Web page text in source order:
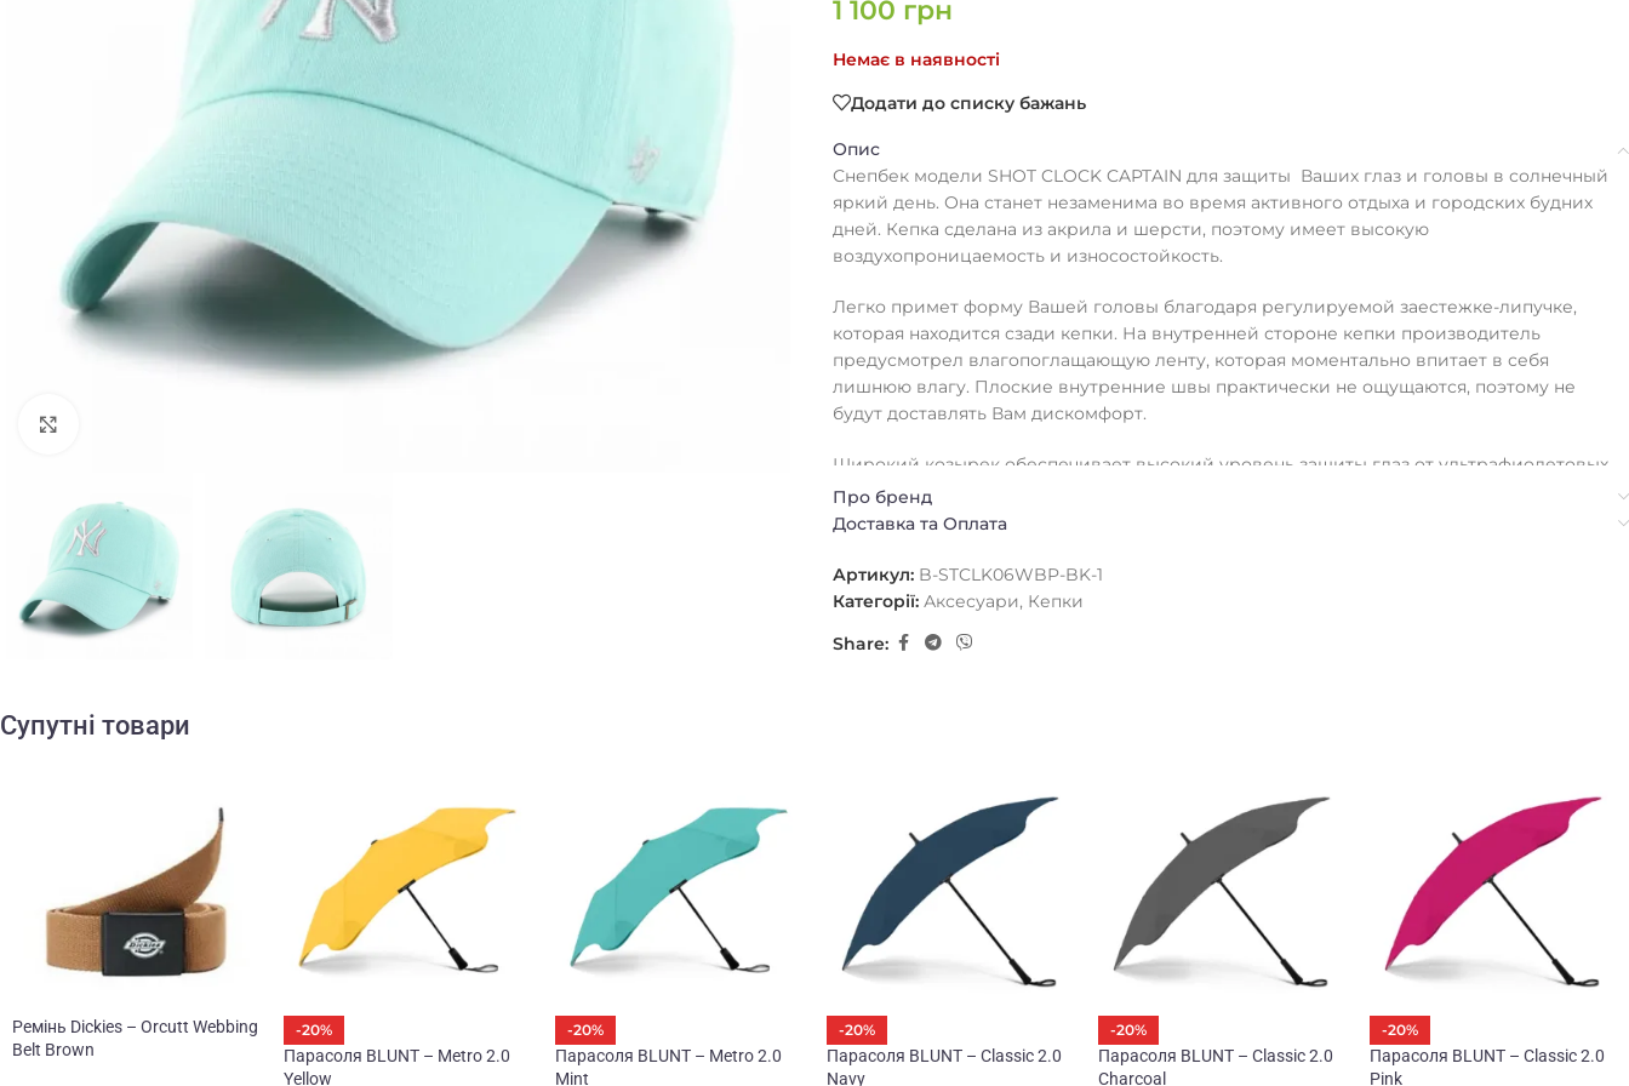
1 100 грн
Немає в наявності
Додати до списку бажань
Опис
Снепбек модели SHOT CLOCK CAPTAIN для защиты Ваших глаз и головы в солнечный
яркий день. Она станет незаменима во время активного отдыха и городских будних
дней. Кепка сделана из акрила и шерсти, поэтому имеет высокую
воздухопроницаемость и износостойкость.
Легко примет форму Вашей головы благодаря регулируемой заестежке-липучке,
которая находится сзади кепки. На внутренней стороне кепки производитель
предусмотрел влагопоглащающую ленту, которая моментально впитает в себя
лишнюю влагу. Плоские внутренние швы практически не ощущаются, поэтому не
будут доставлять Вам дискомфорт.
Широкий козырек обеспечивает высокий уровень защиты глаз от ультрафиолетовых
лучей.
Кепку украшает вышивка логотипа бренда.
Про бренд
Доставка та Оплата
Артикул: B-STCLK06WBP-BK-1
Категорії: Аксесуари, Кепки
Share:
Супутні товари
Ремінь Dickies – Orcutt Webbing
Belt Brown
-20%
Парасоля BLUNT – Metro 2.0
Yellow
-20%
Парасоля BLUNT – Metro 2.0
Mint
-20%
Парасоля BLUNT – Classic 2.0
Navy
-20%
Парасоля BLUNT – Classic 2.0
Charcoal
-20%
Парасоля BLUNT – Classic 2.0
Pink